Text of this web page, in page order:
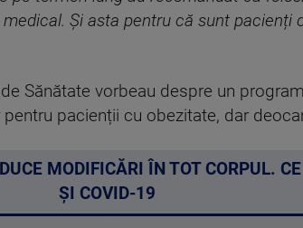
Și asta pentru că sunt pacienți
Sănătate vorbeau despre un
pacienții cu obezitate, dar
MODIFICĂRI ÎN TOT CORPUL.
ȘI COVID-19